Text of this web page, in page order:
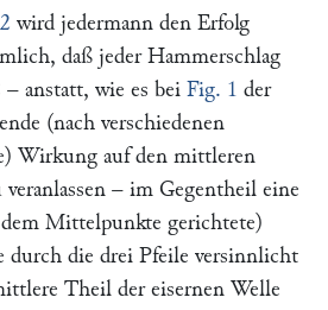
wird jedermann den Erfolg
daß jeder Hammerschlag
– anstatt, wie es bei Fig. 1 der
(nach verschiedenen
Wirkung auf den mittleren
– im Gegentheil eine
Mittelpunkte gerichtete)
durch die drei Pfeile versinnlicht
Theil der eisernen Welle